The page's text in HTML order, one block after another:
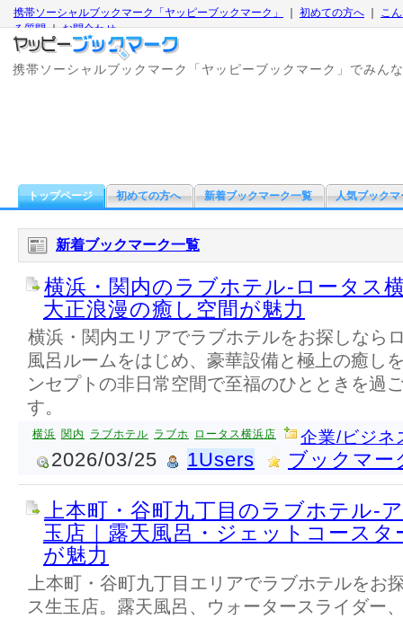
携帯ソーシャルブックマーク「ヤッピーブックマーク」 初めての方へ
こ
る質問｜お問合わせ
携帯ソーシャルブックマーク「ヤッピーブックマーク」でみん
トップページ 初めての方へ 新着ブックマーク一覧 人気ブックマ
新着ブックマーク一覧
横浜・関内のラブホテル-ロータス
大正浪漫の癒し空間が魅力
横浜・関内エリアでラブホテルをお探しなら
風呂ルームをはじめ、豪華設備と極上の癒し
ンセプトの非日常空間で至福のひとときを過
す。
横浜 関内 ラブホテル ラブホ ロータス横浜店 企業/ビジネ
2026/03/25 1Users ブックマー
上本町・谷町九丁目のラブホテル-
玉店｜露天風呂・ジェットコース
が魅力
上本町・谷町九丁目エリアでラブホテルをお
ス生玉店。露天風呂、ウォータースライダー